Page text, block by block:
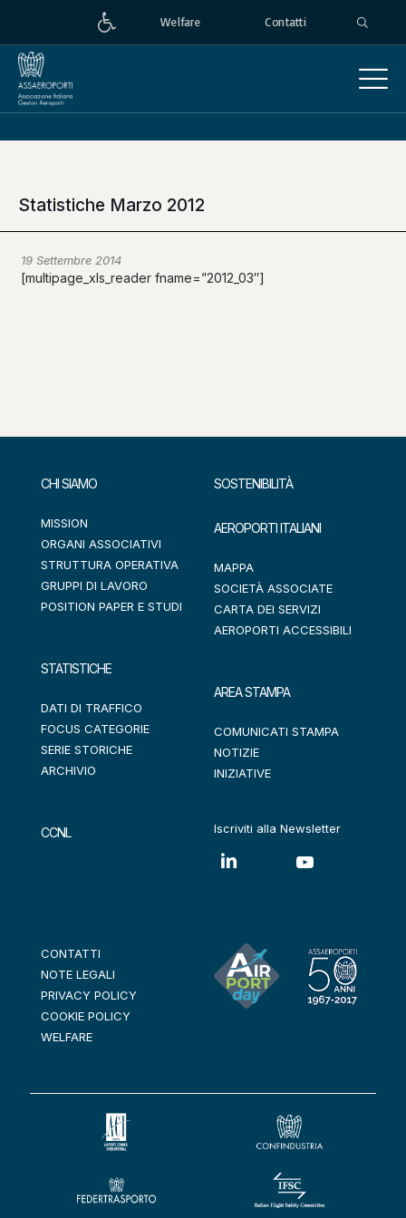
Welfare Contatti
Statistiche Marzo 2012
19 Settembre 2014
[multipage_xls_reader fname=”2012_03″]
CHI SIAMO
MISSION
ORGANI ASSOCIATIVI
STRUTTURA OPERATIVA
GRUPPI DI LAVORO
POSITION PAPER E STUDI
STATISTICHE
DATI DI TRAFFICO
FOCUS CATEGORIE
SERIE STORICHE
ARCHIVIO
CCNL
SOSTENIBILITÀ
AEROPORTI ITALIANI
MAPPA
SOCIETÀ ASSOCIATE
CARTA DEI SERVIZI
AEROPORTI ACCESSIBILI
AREA STAMPA
COMUNICATI STAMPA
NOTIZIE
INIZIATIVE
Iscriviti alla Newsletter
CONTATTI
NOTE LEGALI
PRIVACY POLICY
COOKIE POLICY
WELFARE